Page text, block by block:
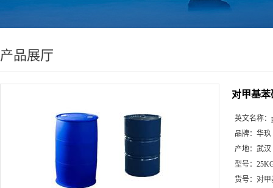
产品展厅
对甲基
英文名称：
品牌： 华玖
产地： 武汉
型号：
货号： 对甲